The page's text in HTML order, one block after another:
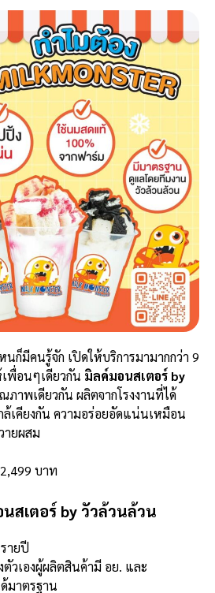
ก็มีคนรู้จัก เปิดให้บริการมามากกว่า 9
พื่อนๆเดียวกัน มิลค์มอนสเตอร์ by
ภาพเดียวกัน ผลิตจากโรงงานที่ได้
ล้เคียงกัน ความอร่อยอัดแน่นเหมือน
ายผสม
บาท
สเตอร์ by วัวล้วนล้วน
ายปี
ตัวเองผู้ผลิตสินค้ามี อย. และ
มาตรฐาน